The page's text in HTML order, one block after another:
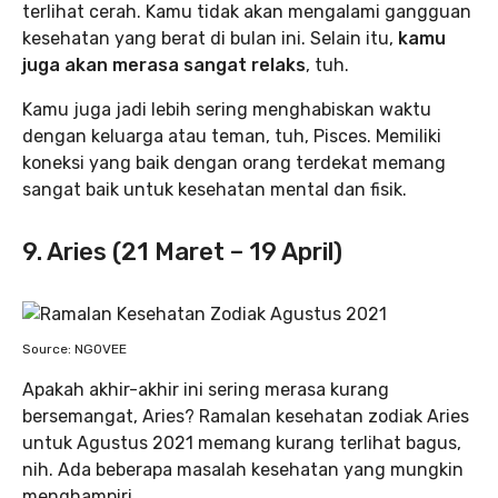
terlihat cerah. Kamu tidak akan mengalami gangguan
kesehatan yang berat di bulan ini. Selain itu, kamu
juga akan merasa sangat relaks, tuh.
Kamu juga jadi lebih sering menghabiskan waktu
dengan keluarga atau teman, tuh, Pisces. Memiliki
koneksi yang baik dengan orang terdekat memang
sangat baik untuk kesehatan mental dan fisik.
9. Aries (21 Maret – 19 April)
Source: NGOVEE
Apakah akhir-akhir ini sering merasa kurang
bersemangat, Aries? Ramalan kesehatan zodiak Aries
untuk Agustus 2021 memang kurang terlihat bagus,
nih. Ada beberapa masalah kesehatan yang mungkin